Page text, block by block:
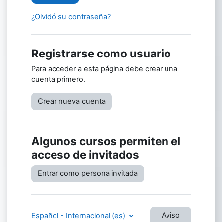
¿Olvidó su contraseña?
Registrarse como usuario
Para acceder a esta página debe crear una
cuenta primero.
Crear nueva cuenta
Algunos cursos permiten el
acceso de invitados
Entrar como persona invitada
Español - Internacional ‎(es)‎
Aviso